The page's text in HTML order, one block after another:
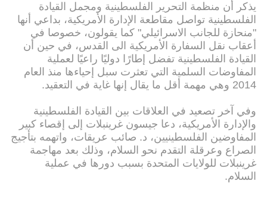
يذكر أن منظمة التحرير الفلسطينية ومجمل القيادة
الفلسطينية تواصل مقاطعة الإدارة الأمريكية، بداعي أنها
"منحازة للجانب الاسرائيلي" كما يقولون، خصوصا في
أعقاب نقل السفارة الأمريكية الى القدس، في حين أن
القيادة الفلسطينية تفضل إطارًا دوليًا راعيًا لعملية
المفاوضات السلمية التي تعثرت سبل إحياءها منذ العام
2014 وهي مهمة أقل ما يقال إنها غاية في التعقيد.
وفي آخر تصعيد في العلاقات بين القيادة الفلسطينية
والإدارة الأمريكية، دعا جيسون غرينبلات إلى إقصاء كبير
المفاوضين الفلسطينيين، د. صائب عريقات، واتهمه بتأجيج
الصراع وعرقلة التقدم نحو السلام، وذلك بعد مهاجمة
غرينبلات للولايات المتحدة بسبب دورها في عملية
السلام.